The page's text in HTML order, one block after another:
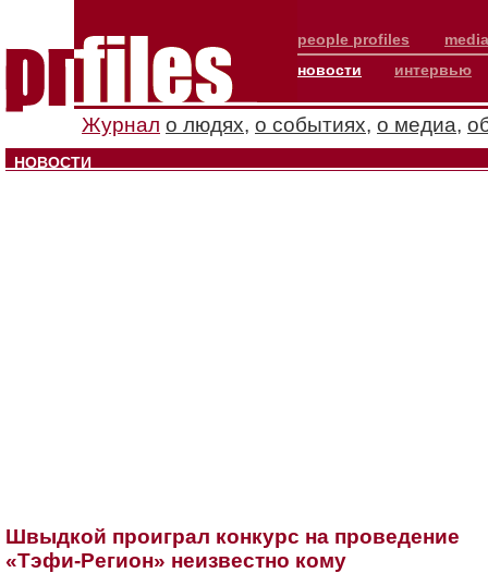
people profiles
новости
интервью
Журнал о людях, о событиях, о медиа,
НОВОСТИ
Швыдкой проиграл конкурс на проведение
«Тэфи-Регион» неизвестно кому